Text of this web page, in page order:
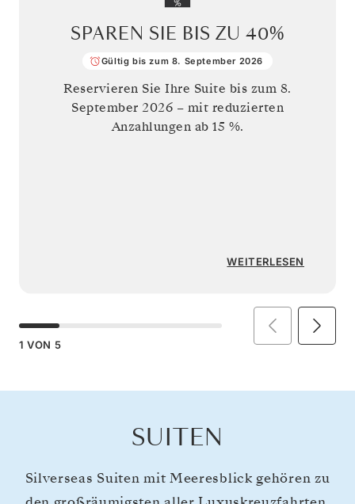
SPAREN SIE BIS ZU 40%
Gültig bis zum 8. September 2026
Reservieren Sie Ihre Suite bis zum 8.
September 2026 – mit reduzierten
Anzahlungen ab 15 %.
WEITERLESEN
1 VON 5
SUITEN
Silverseas Suiten mit Meeresblick gehören zu